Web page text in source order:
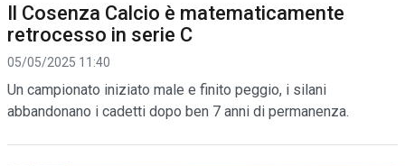
Il Cosenza Calcio è matematicamente
retrocesso in serie C
05/05/2025 11:40
Un campionato iniziato male e finito peggio, i silani
abbandonano i cadetti dopo ben 7 anni di permanenza.